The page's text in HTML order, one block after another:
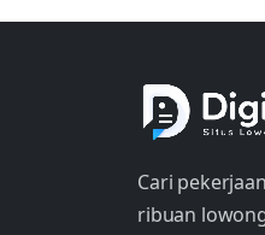
Cari
ribuan